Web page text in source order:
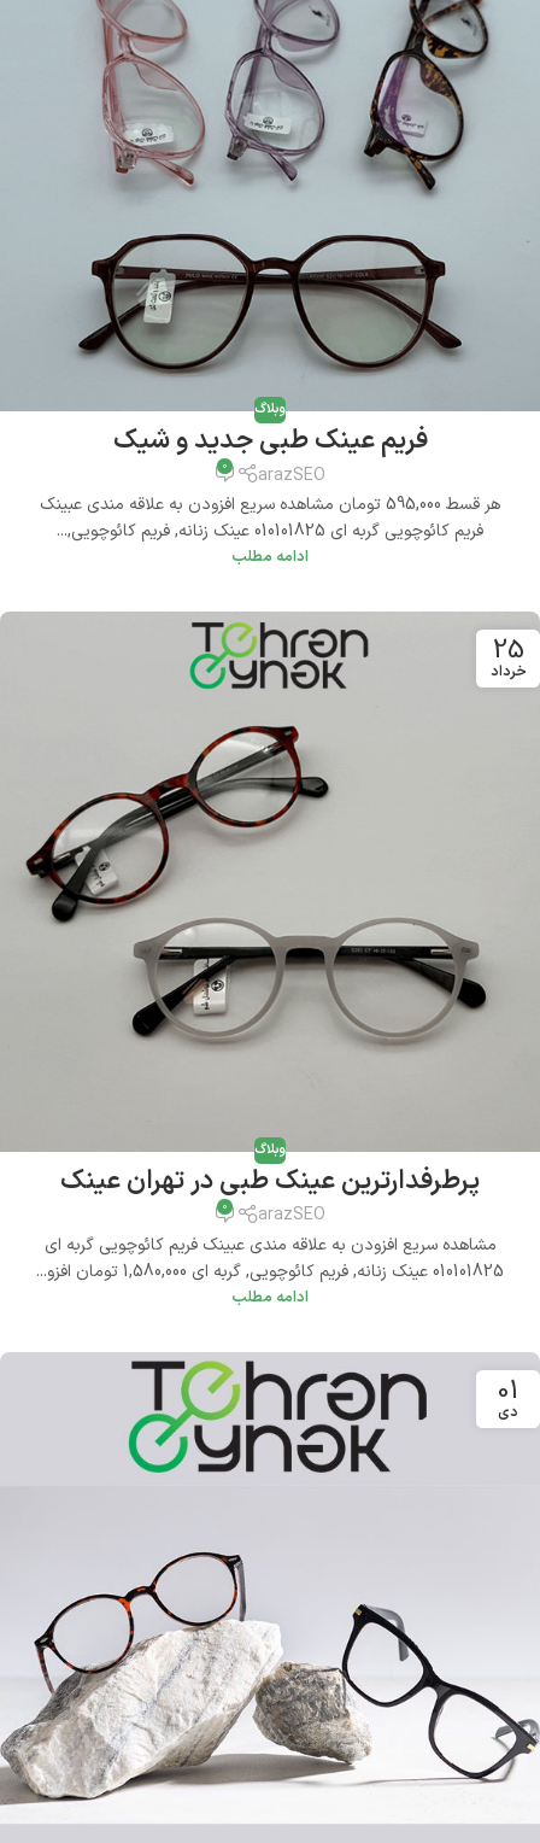
وبلاگ
فریم عینک طبی جدید و شیک
arazSEO
0
هر قسط 595,000 تومان مشاهده سریع افزودن به علاقه مندی عبینک
فریم کائوچویی گربه ای 010101825 عینک زنانه, فریم کائوچویی,...
ادامه مطلب
25
خرداد
وبلاگ
پرطرفدارترین عینک طبی در تهران عینک
arazSEO
0
مشاهده سریع افزودن به علاقه مندی عبینک فریم کائوچویی گربه ای
010101825 عینک زنانه, فریم کائوچویی, گربه ای 1,580,000 تومان افزو...
ادامه مطلب
01
دی